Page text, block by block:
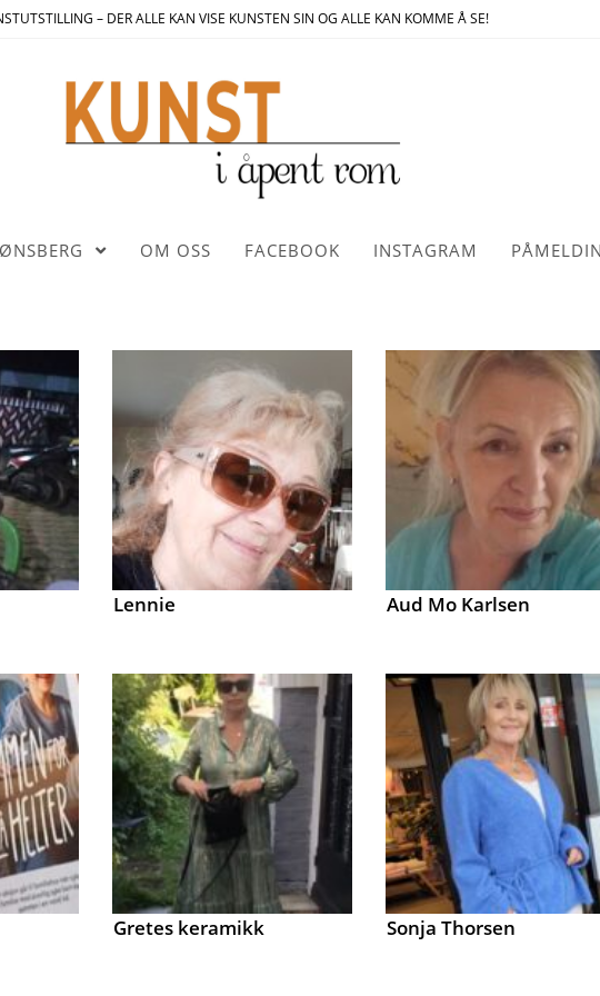
– DER ALLE KAN VISE KUNSTEN SIN OG ALLE KAN KOMME Å SE!
OM OSS FACEBOOK INSTAGRAM
Lennie Aud Mo Karlsen
Gretes keramikk Sonja Thorsen